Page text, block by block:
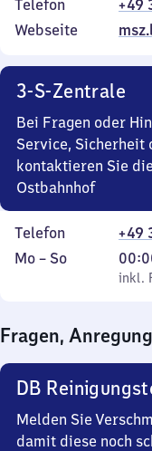
Telefon
+49
Webseite
3-S-Zentrale
Bei Fragen oder
Service, Sicherheit
kontaktieren Sie
Ostbahnhof
Telefon
+49
Montag
Mo – So,
inkl.
Von
0
0
Uhr
inkl.
Fragen,
DB
Melden Sie
damit diese noch